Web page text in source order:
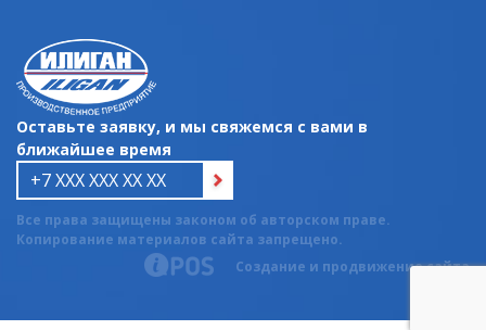
Оставьте заявку, и мы свяжемся с вами в
ближайшее время
Все права защищены законом об авторском праве.
Копирование материалов сайта запрещено.
Создание и продвижение сайта